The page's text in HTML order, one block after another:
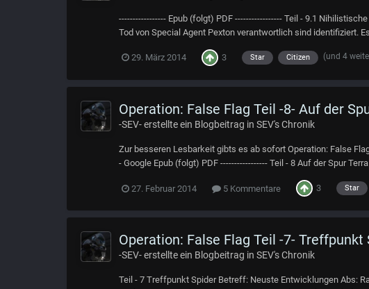
----------------- Epub (folgt) PDF ----------------- Teil - 9.1
Tod von Special Agent Pexton verantwortlich sind identifiziert.
29. März 2014 3 Star Citizen (und 4
Operation: False Flag Teil -8- Auf der
-SEV-erstellte ein Blogbeitrag in SEV's Chronik
Zur besseren Lesbarkeit gibts es ab sofort Operation: False
- Google Epub (folgt) PDF ----------------- Teil - 8 Auf der Spur
27. Februar 2014 5 Kommentare 3 Star
Operation: False Flag Teil -7- Treffpunkt
-SEV-erstellte ein Blogbeitrag in SEV's Chronik
Teil - 7 Treffpunkt Spider Betreff: Neuste Entwicklungen Abs: